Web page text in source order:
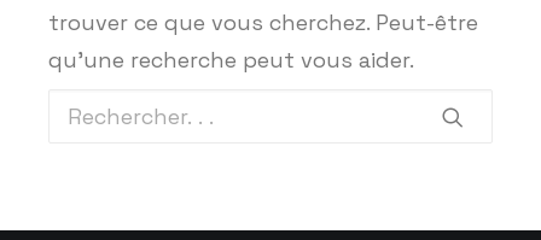
trouver ce que vous cherchez. Peut-être
qu'une recherche peut vous aider.